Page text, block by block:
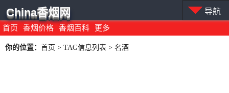
首页 香烟价格 香烟百科 更多
China香烟网 导航
你的位置： 首页 > TAG信息列表 > 名酒